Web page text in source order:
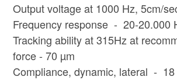
Output voltage at 1000 Hz, 5cm/
Frequency response - 20-20.000
Tracking ability at 315Hz at
force - 70 µm
Compliance, dynamic, lateral - 18